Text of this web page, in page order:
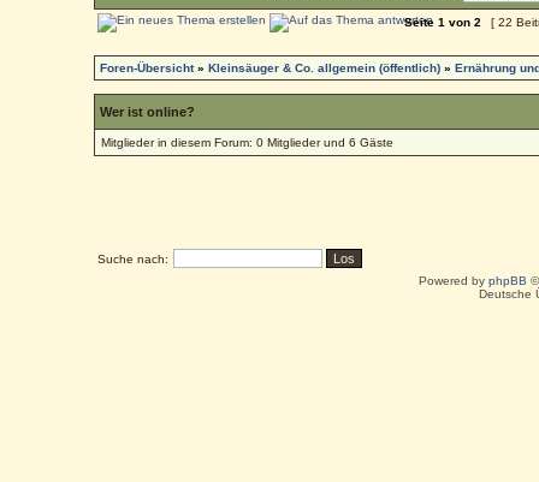
Seite1 von2 [ 22
Foren-Übersicht»Kleinsäuger & Co. allgemein (öffentlich) »Ernährung
Wer ist online?
Mitglieder in diesem Forum: 0 Mitglieder und 6 Gäste
Suche nach:
Powered by phpBB
Deutsche